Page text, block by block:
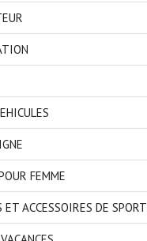
FEMME
ACCESSOIRES DE SPORT